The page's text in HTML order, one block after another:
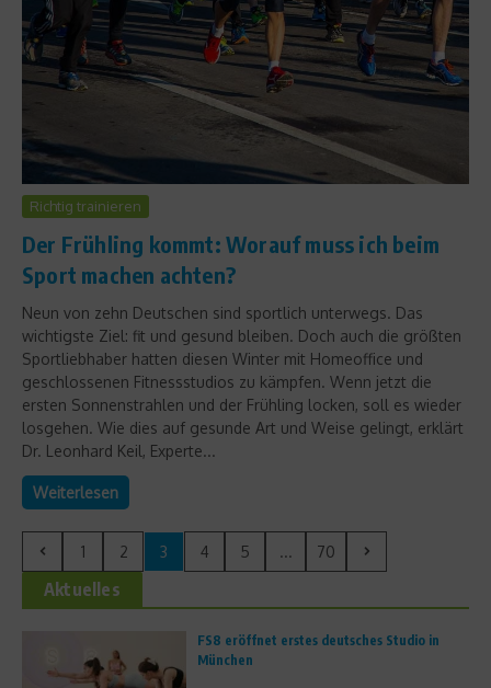
Richtig trainieren
Der Frühling kommt: Worauf muss ich beim
Sport machen achten?
Neun von zehn Deutschen sind sportlich unterwegs. Das
wichtigste Ziel: fit und gesund bleiben. Doch auch die größten
Sportliebhaber hatten diesen Winter mit Homeoffice und
geschlossenen Fitnessstudios zu kämpfen. Wenn jetzt die
ersten Sonnenstrahlen und der Frühling locken, soll es wieder
losgehen. Wie dies auf gesunde Art und Weise gelingt, erklärt
Dr. Leonhard Keil, Experte...
Weiterlesen
1 2 3 4 5 ... 70
Aktuelles
FS8 eröffnet erstes deutsches Studio in
München